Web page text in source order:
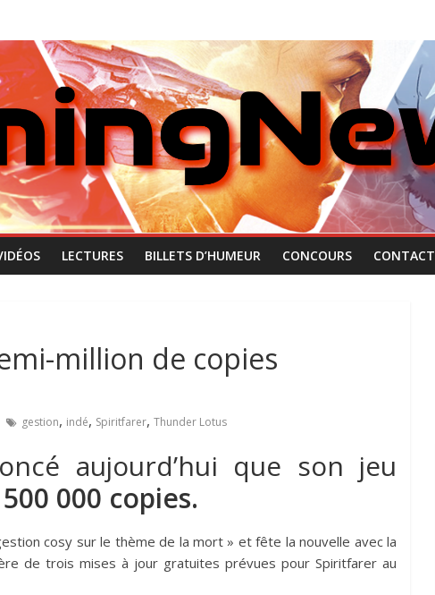
LECTURES BILLETS D’HUMEUR CONCOURS CONTACT
million de copies
gestion, indé, Spiritfarer, Thunder Lotus
aujourd’hui que son jeu
500 000 copies.
cosy sur le thème de la mort » et fête la nouvelle avec la
de trois mises à jour gratuites prévues pour Spiritfarer au